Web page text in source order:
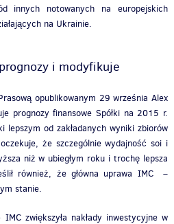
innych notowanych na europejskich
na Ukrainie.
i modyfikuje
opublikowanym 29 września Alex
prognozy finansowe Spółki na 2015 r.
lepszym od zakładanych wyniki zbiorów
że szczególnie wydajność soi i
niż w ubiegłym roku i trochę lepsza
również, że główna uprawa IMC –
stanie.
zwiększyła nakłady inwestycyjne w